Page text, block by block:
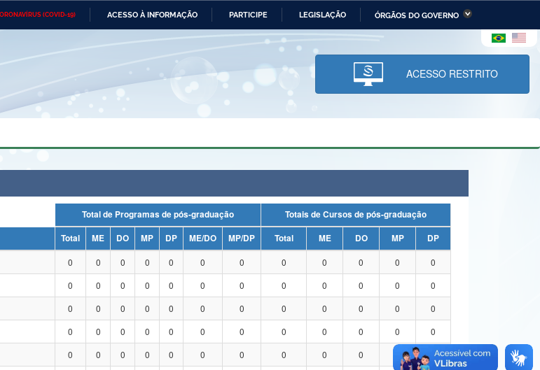
(COVID-19) ACESSO À INFORMAÇÃO PARTICIPE LEGISLAÇÃO ÓRGÃOS DO GOVERNO
Ministério das Relações Ministério da Economia Ministério da Infraestrutura
Ministério da Ciência,
Tecnologia, Inovações e
Comunicações
e dos Direitos Humanos
União Banco Central do Brasil Planalto
ACESSO RESTRITO
Total de Programas de pós-graduação
Totais de Cursos de pós-graduação
Total ME DO MP DP ME/DO MP/DP Total ME DO MP
DP
0 0 0 0 0 0 0 0 0 0 0
0
0 0 0 0 0 0 0 0 0 0 0
0
0 0 0 0 0 0 0 0 0 0 0
0
0 0 0 0 0 0 0 0 0 0 0
0
0 0 0 0 0 0 0 0 0 0
0